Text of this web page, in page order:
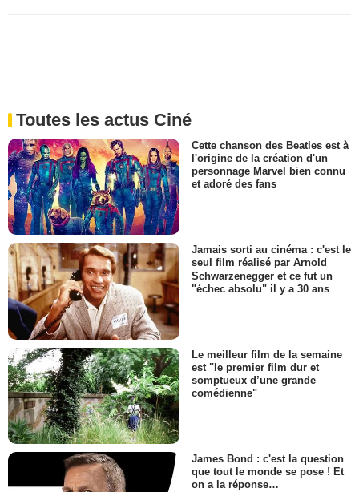
Toutes les actus Ciné
Cette chanson des Beatles est à
l'origine de la création d'un
personnage Marvel bien connu
et adoré des fans
Jamais sorti au cinéma : c'est le
seul film réalisé par Arnold
Schwarzenegger et ce fut un
"échec absolu" il y a 30 ans
Le meilleur film de la semaine
est "le premier film dur et
somptueux d’une grande
comédienne"
James Bond : c'est la question
que tout le monde se pose ! Et
on a la réponse…